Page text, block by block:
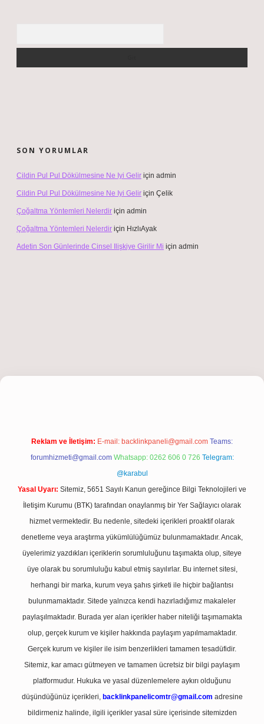
SON YORUMLAR
Cildin Pul Pul Dökülmesine Ne Iyi Gelir için admin
Cildin Pul Pul Dökülmesine Ne Iyi Gelir için Çelik
Çoğaltma Yöntemleri Nelerdir için admin
Çoğaltma Yöntemleri Nelerdir için HızlıAyak
Adetin Son Günlerinde Cinsel Ilişkiye Girilir Mi için admin
giriş
Reklam ve İletişim: E-mail: backlinkpaneli@gmail.com Teams:
forumhizmeti@gmail.com Whatsapp: 0262 606 0 726 Telegram:
@karabul
Yasal Uyarı: Sitemiz, 5651 Sayılı Kanun gereğince Bilgi Teknolojileri ve
İletişim Kurumu (BTK) tarafından onaylanmış bir Yer Sağlayıcı olarak
hizmet vermektedir. Bu nedenle, sitedeki içerikleri proaktif olarak
denetleme veya araştırma yükümlülüğümüz bulunmamaktadır. Ancak,
üyelerimiz yazdıkları içeriklerin sorumluluğunu taşımakta olup, siteye
üye olarak bu sorumluluğu kabul etmiş sayılırlar. Bu internet sitesi,
herhangi bir marka, kurum veya şahıs şirketi ile hiçbir bağlantısı
bulunmamaktadır. Sitede yalnızca kendi hazırladığımız makaleler
paylaşılmaktadır. Burada yer alan içerikler haber niteliği taşımamakta
olup, gerçek kurum ve kişiler hakkında paylaşım yapılmamaktadır.
Gerçek kurum ve kişiler ile isim benzerlikleri tamamen tesadüfidir.
Sitemiz, kar amacı gütmeyen ve tamamen ücretsiz bir bilgi paylaşım
platformudur. Hukuka ve yasal düzenlemelere aykırı olduğunu
düşündüğünüz içerikleri, backlinkpanelicomtr@gmail.com adresine
bildirmeniz halinde, ilgili içerikler yasal süre içerisinde sitemizden